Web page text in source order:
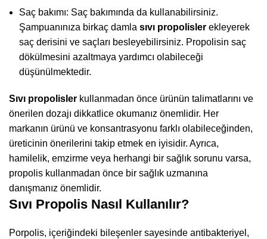
Saç bakımı: Saç bakımında da kullanabilirsiniz.
Şampuanınıza birkaç damla sıvı propolisler ekleyerek
saç derisini ve saçları besleyebilirsiniz. Propolisin saç
dökülmesini azaltmaya yardımcı olabileceği
düşünülmektedir.
Sıvı propolisler kullanmadan önce ürünün talimatlarını ve
önerilen dozajı dikkatlice okumanız önemlidir. Her
markanın ürünü ve konsantrasyonu farklı olabileceğinden,
üreticinin önerilerini takip etmek en iyisidir. Ayrıca,
hamilelik, emzirme veya herhangi bir sağlık sorunu varsa,
propolis kullanmadan önce bir sağlık uzmanına
danışmanız önemlidir.
Sıvı Propolis Nasıl Kullanılır?
Porpolis, içeriğindeki bileşenler sayesinde antibakteriyel,